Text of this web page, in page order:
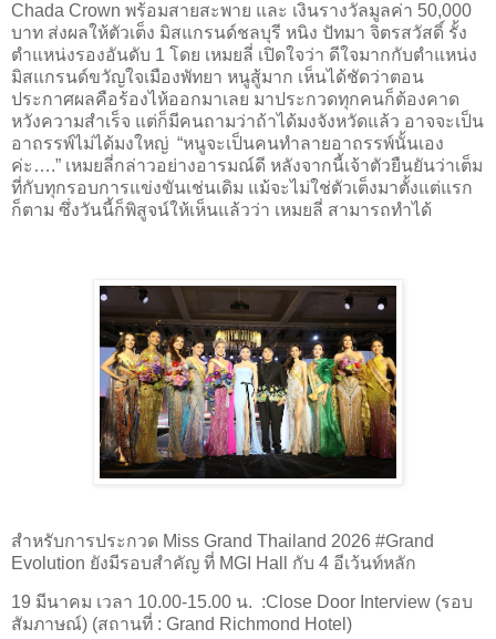
Chada Crown พร้อมสายสะพาย และ เงินรางวัลมูลค่า 50,000
บาท ส่งผลให้ตัวเต็ง มิสแกรนด์ชลบุรี หนิง ปัทมา จิตรสวัสดิ์ รั้ง
ตำแหน่งรองอันดับ 1 โดย เหมยลี่ เปิดใจว่า ดีใจมากกับตำแหน่ง
มิสแกรนด์ขวัญใจเมืองพัทยา หนูสู้มาก เห็นได้ชัดว่าตอน
ประกาศผลคือร้องไห้ออกมาเลย มาประกวดทุกคนก็ต้องคาด
หวังความสำเร็จ แต่ก็มีคนถามว่าถ้าได้มงจังหวัดแล้ว อาจจะเป็น
อาถรรพ์ไม่ได้มงใหญ่ “หนูจะเป็นคนทำลายอาถรรพ์นั้นเอง
ค่ะ….” เหมยลี่กล่าวอย่างอารมณ์ดี หลังจากนี้เจ้าตัวยืนยันว่าเต็ม
ที่กับทุกรอบการแข่งขันเช่นเดิม แม้จะไม่ใช่ตัวเต็งมาตั้งแต่แรก
ก็ตาม ซึ่งวันนี้ก็พิสูจน์ให้เห็นแล้วว่า เหมยลี่ สามารถทำได้
สำหรับการประกวด Miss Grand Thailand 2026 #Grand
Evolution ยังมีรอบสำคัญ ที่ MGI Hall กับ 4 อีเว้นท์หลัก
19 มีนาคม เวลา 10.00-15.00 น. :Close Door Interview (รอบ
สัมภาษณ์) (สถานที่ : Grand Richmond Hotel)